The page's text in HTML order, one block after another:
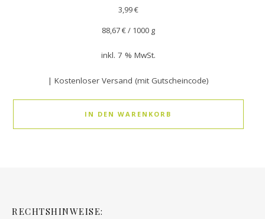
3,99€
88,67€/ 1000 g
inkl. 7 % MwSt.
| Kostenloser Versand (mit Gutscheincode)
IN DEN WARENKORB
RECHTSHINWEISE: